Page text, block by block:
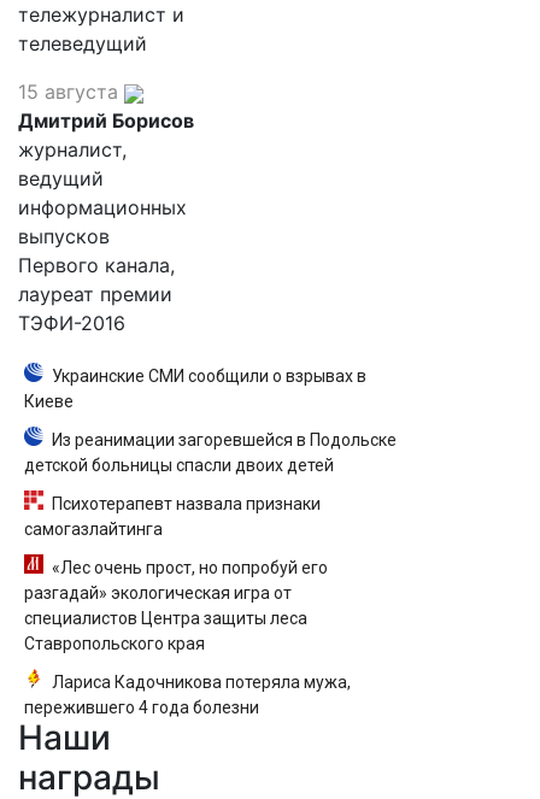
тележурналист и
телеведущий
15 августа
Дмитрий Борисов
журналист,
ведущий
информационных
выпусков
Первого канала,
лауреат премии
ТЭФИ-2016
Украинские СМИ сообщили о взрывах в
Киеве
Из реанимации загоревшейся в Подольске
детской больницы спасли двоих детей
Психотерапевт назвала признаки
самогазлайтинга
«Лес очень прост, но попробуй его
разгадай» экологическая игра от
специалистов Центра защиты леса
Ставропольского края
Лариса Кадочникова потеряла мужа,
пережившего 4 года болезни
Наши
награды